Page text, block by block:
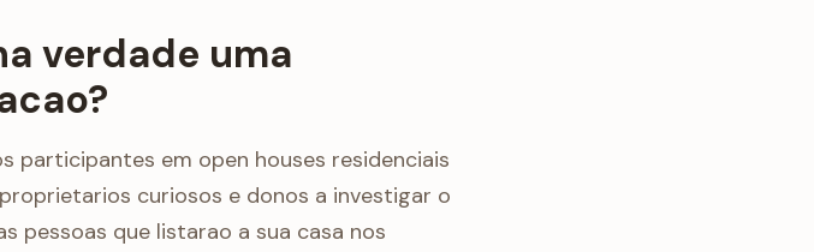
verdade uma
participantes em open houses residenciais
curiosos e donos a investigar o
pessoas que listarao a sua casa nos